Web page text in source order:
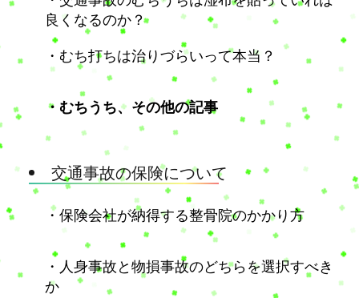
良くなるのか？
・むち打ちは治りづらいって本当？
・むちうち、その他の記事
交通事故の保険について
・保険会社が納得する整骨院のかかり方
・人身事故と物損事故のどちらを選択すべき
か